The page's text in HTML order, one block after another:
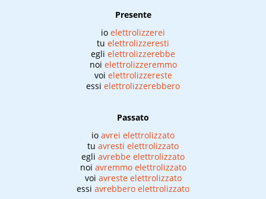
Presente
io elettrolizzerei
tu elettrolizzeresti
egli elettrolizzerebbe
noi elettrolizzeremmo
voi elettrolizzereste
essi elettrolizzerebbero
Passato
io avrei elettrolizzato
tu avresti elettrolizzato
egli avrebbe elettrolizzato
noi avremmo elettrolizzato
voi avreste elettrolizzato
essi avrebbero elettrolizzato